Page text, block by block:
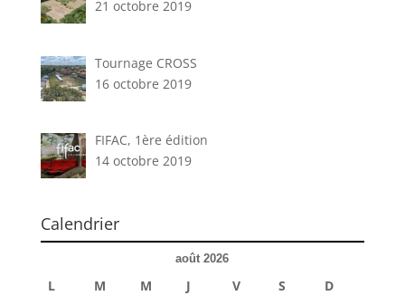
21 octobre 2019
Tournage CROSS
16 octobre 2019
FIFAC, 1ère édition
14 octobre 2019
Calendrier
août 2026
L M M J V S D